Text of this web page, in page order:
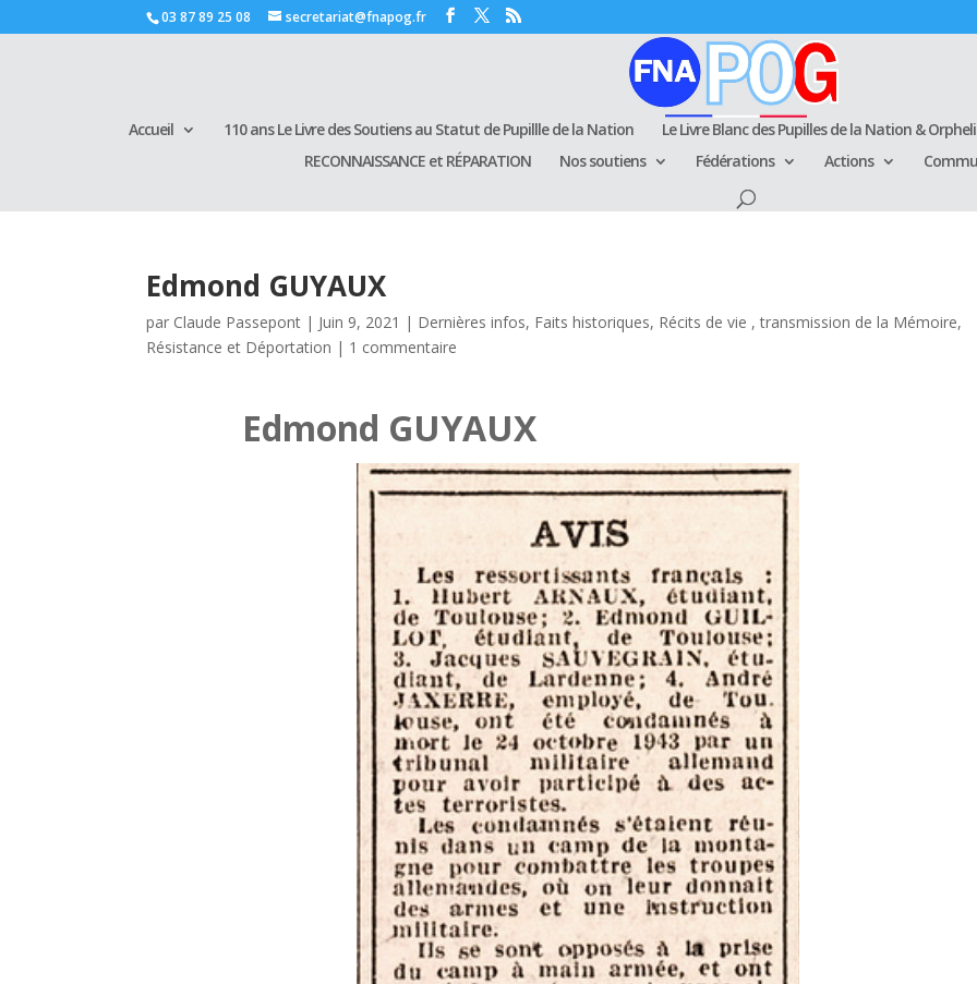
03 87 89 25 08 secretariat@fnapog.fr
Accueil 110 ans Le Livre des Soutiens au Statut de Pupillle de la Nation
Le Livre Blanc des Pupilles de la Nation &
RECONNAISSANCE et RÉPARATION
Nos soutiens Fédérations Actions
Edmond GUYAUX
par Claude Passepont | Juin 9, 2021 | Dernières infos, Faits historiques, Récits de vie , transmission de la Mémoire,
Résistance et Déportation | 1 commentaire
Edmond GUYAUX